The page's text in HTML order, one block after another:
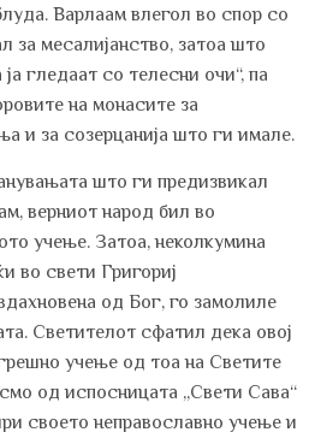
Варлаам влегол во спор со
за месалијанство, затоа што
гледаат со телесни очи“, па
на монасите за
и за созерцанија што ги имале.
што ги предизвикал
верниот народ бил во
учење. Затоа, неколкумина
во свети Григориј
од Бог, го замолиле
Светителот сфатил дека овој
учење од тоа на Светите
од испосницата „Свети Сава“
своето неправославно учење и